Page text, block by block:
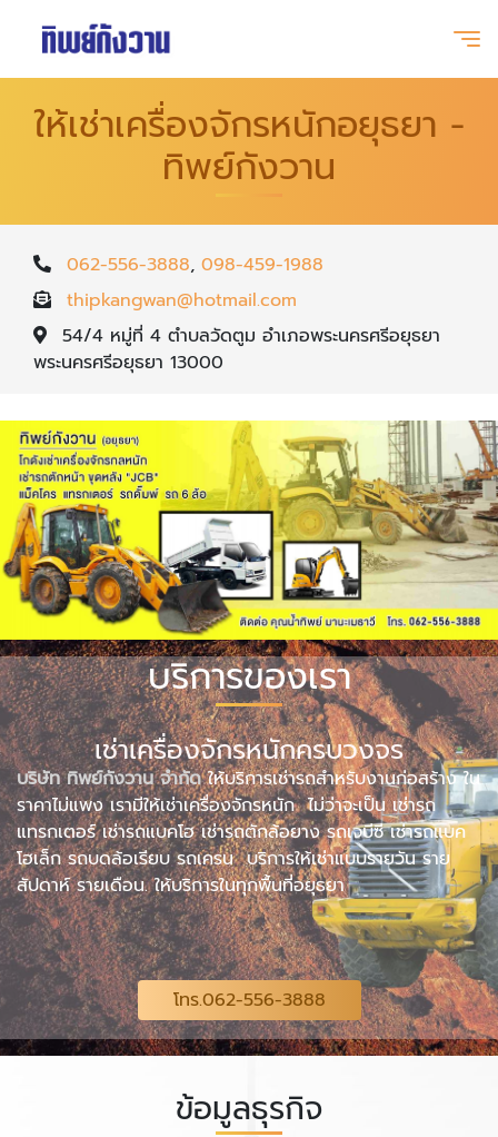
ให้เช่าเครื่องจักรหนักอยุธยา -
ทิพย์กังวาน
062-556-3888, 098-459-1988
thipkangwan@hotmail.com
54/4 หมู่ที่ 4 ตำบลวัดตูม อำเภอพระนครศรีอยุธยา
พระนครศรีอยุธยา 13000
บริการของเรา
เช่าเครื่องจักรหนักครบวงจร
บริษัท ทิพย์กังวาน จำกัดให้บริการเช่ารถสำหรับงานก่อสร้าง ใน
ราคาไม่แพง เรามีให้เช่าเครื่องจักรหนัก ไม่ว่าจะเป็น เช่ารถ
แทรกเตอร์ เช่ารถแบคโฮ เช่ารถตักล้อยาง รถเจบีซี เช่ารถแบค
โฮเล็ก รถบดล้อเรียบ รถเครน บริการให้เช่าแบบรายวัน ราย
สัปดาห์ รายเดือน. ให้บริการในทุกพื้นที่อยุธยา
โทร.062-556-3888
ข้อมูลธุรกิจ